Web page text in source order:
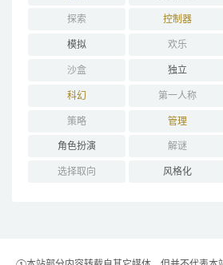
探索 控制器
模拟 欢乐
沙盒 独立
科幻 第一人称
策略 管理
角色扮演 解谜
选择取向 风格化